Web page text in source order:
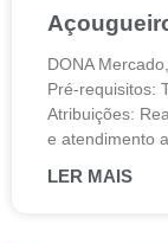
DONA
Pré-requisitos:
Atribuições:
e atendimento
LER MAIS